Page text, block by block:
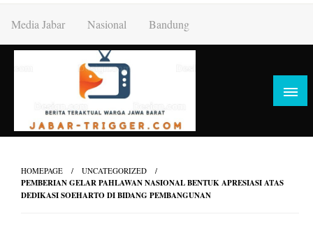
content
Media Jabar Nasional Bandung
HOMEPAGE UNCATEGORIZED
PEMBERIAN GELAR PAHLAWAN NASIONAL BENTUK APRESIASI ATAS
DEDIKASI SOEHARTO DI BIDANG PEMBANGUNAN